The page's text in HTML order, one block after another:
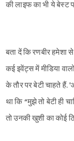
की लाइफ का भी ये बेस्ट
बता दें कि रणबीर हमेशा
कई इवेंट्स में मीडिया
के तौर पर बेटी चाहते हैं.
था कि “मुझे तो बेटी ही
तो उनकी खुशी का कोई